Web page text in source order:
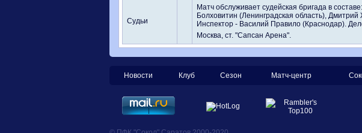
Судьи
Матч обслуживает судейская бригада в
Болховитин (Ленинградская область),
Инспектор - Василий Правило (Краснодар).
Москва, ст. "Сапсан Арена".
Новости Клуб Сезон Матч-центр